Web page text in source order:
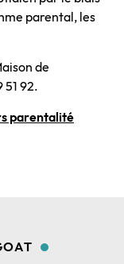
parental, les
de
51 92.
parentalité